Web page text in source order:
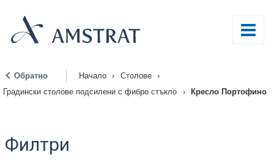
Обратно Начало › Столове
›
Градински столове подсилени с фибро стъкло
› Кресло Портофино
Филтри